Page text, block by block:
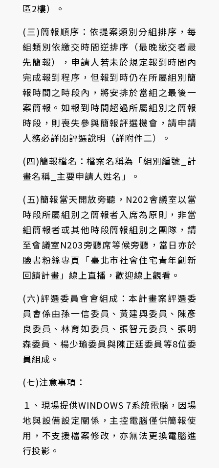
區2樓）。
(三)簡報順序：依提案類別分組排序，每
組類別依繳交時間逆排序（最晚繳交者最
先簡報），申請人若未於規定報到時間內
完成報到程序，但報到時仍在所屬組別簡
報時間之時段內，將安排於當組之最後一
案簡報。如報到時間超過所屬組別之簡報
時段，則喪失參與簡報評選機會，請申請
人務必詳閱評選說明（詳附件二）。
(四)簡報檔名：檔案名稱為「組別編號_計
畫名稱_主要申請人姓名」。
(五)簡報當天開放旁聽，N202會議室以當
時段所屬組別之簡報者入席為原則，非當
組簡報者或其他時段簡報組別之團隊，請
至會議室N203旁聽席等候旁聽，當日亦於
臉書粉絲專頁「臺北市社會住宅青年創新
回饋計畫」線上直播，歡迎線上觀看。
(六)評選委員會會組成：本計畫案評選委
員會係由孫一信委員、黃建興委員、陳彥
良委員、林育如委員、張智元委員、張明
森委員、楊少瑜委員與陳正廷委員等8位委
員組成。
(七)注意事項：
１、現場提供WINDOWS 7系統電腦，因場
地與設備設定關係，主控電腦僅供簡報使
用，不支援檔案修改，亦無法更換電腦進
行投影。